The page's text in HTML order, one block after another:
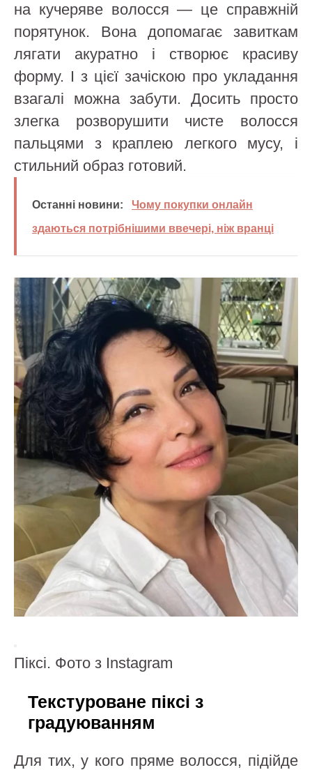
на кучеряве волосся — це справжній
порятунок. Вона допомагає завиткам
лягати акуратно і створює красиву
форму. І з цієї зачіскою про укладання
взагалі можна забути. Досить просто
злегка розворушити чисте волосся
пальцями з краплею легкого мусу, і
стильний образ готовий.
Останні новини:
Чому покупки онлайн
здаються потрібнішими ввечері, ніж вранці
Піксі. Фото з Instagram
Текстуроване піксі з
градуюванням
Для тих, у кого пряме волосся, підійде